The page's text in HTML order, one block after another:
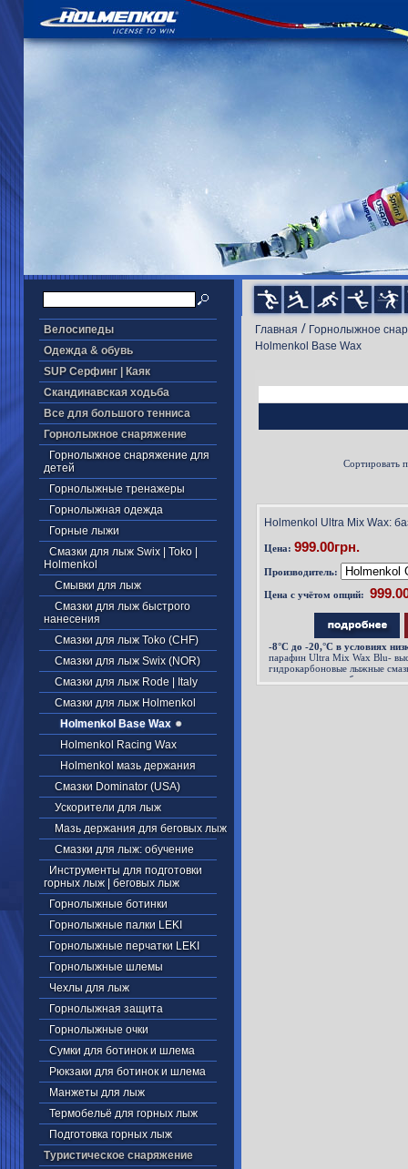
Велосипеды
Одежда & обувь
SUP Серфинг | Каяк
Скандинавская ходьба
Все для большого тенниса
Горнолыжное снаряжение
Горнолыжное снаряжение для
детей
Горнолыжные тренажеры
Горнолыжная одежда
Горные лыжи
Смазки для лыж Swix | Toko |
Holmenkol
Смывки для лыж
Смазки для лыж быстрого
нанесения
Смазки для лыж Toko (CHF)
Смазки для лыж Swix (NOR)
Смазки для лыж Rode | Italy
Смазки для лыж Holmenkol
Holmenkol Base Wax
Holmenkol Racing Wax
Holmenkol мазь держания
Смазки Dominator (USA)
Ускорители для лыж
Мазь держания для беговых лыж
Смазки для лыж: обучение
Инструменты для подготовки
горных лыж | беговых лыж
Горнолыжные ботинки
Горнолыжные палки LEKI
Горнолыжные перчатки LEKI
Горнолыжные шлемы
Чехлы для лыж
Горнолыжная защита
Горнолыжные очки
Сумки для ботинок и шлема
Рюкзаки для ботинок и шлема
Манжеты для лыж
Термобельё для горных лыж
Подготовка горных лыж
Туристическое снаряжение
Главная / Горнолыжное
Holmenkol Base Wax
Сортировать
Holmenkol Ultra Mix Wax:
Цена: 999.00грн.
Производитель:
Цена с учётом опций:
-8°С до -20,°C в условиях
парафин Ultra Mix Wax Blu-
гидрокарбоновые лыжные
используемые как базовые